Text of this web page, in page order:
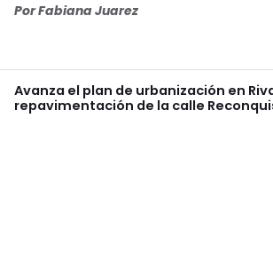
PorFabiana Juarez
Avanza el plan de urbanización en
repavimentación de la calle